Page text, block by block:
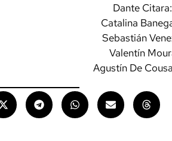
Dante
Catalina
Sebastián
Valentín
Agustín De